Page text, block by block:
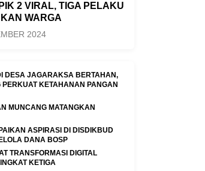
2 VIRAL, TIGA PELAKU
WARGA
2024
DESA JAGARAKSA BERTAHAN,
KETAHANAN PANGAN
MUNCANG MATANGKAN
ASPIRASI DI DISDIKBUD
DANA BOSP
TRANSFORMASI DIGITAL
KETIGA